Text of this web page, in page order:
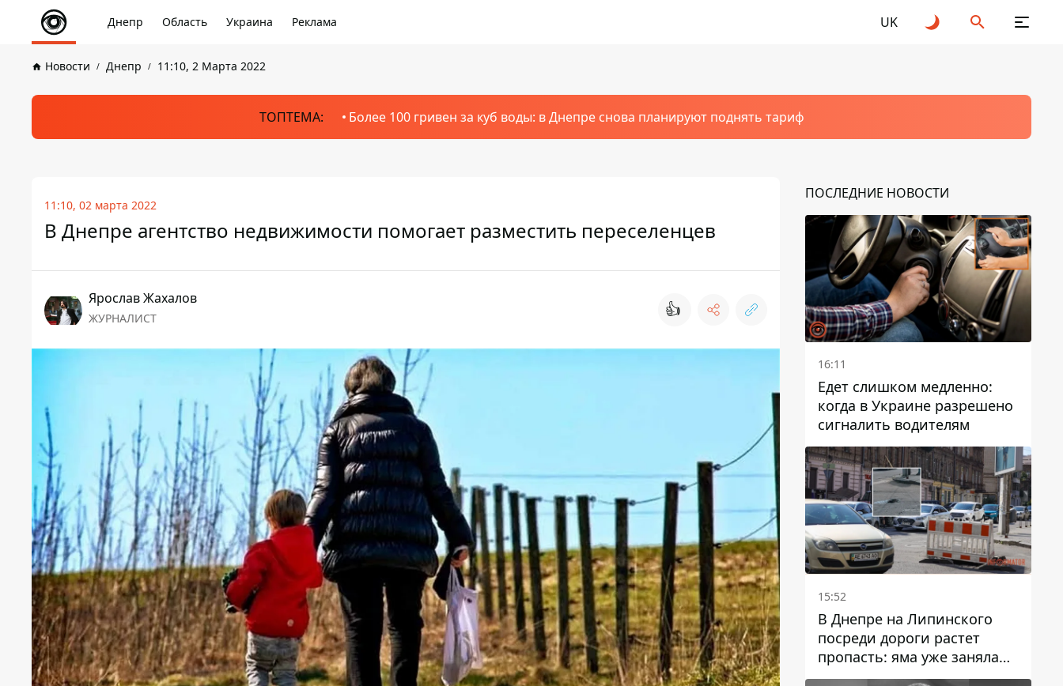
Днепр Область Украина Реклама UK
Новости Днепр 11:10, 2 Марта 2022
ТОПТЕМА: Более 100 гривен за куб воды: в Днепре снова планируют поднять тариф
11:10, 02 марта 2022
В Днепре агентство недвижимости помогает разместить переселенцев
Ярослав Жахалов
ЖУРНАЛИСТ 👍
ПОСЛЕДНИЕ НОВОСТИ
16:11
Едет слишком медленно:
когда в Украине разрешено
сигналить водителям
15:52
В Днепре на Липинского
посреди дороги растет
пропасть: яма уже заняла
полосу движения